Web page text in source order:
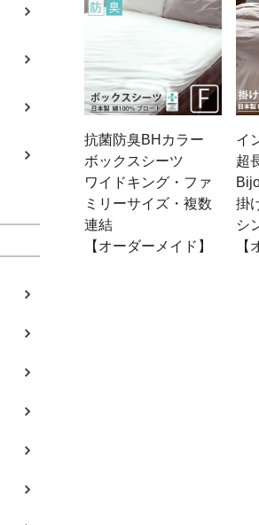
抗菌防臭BHカラー
ボックスシーツ
ワイドキング・ファ
ミリーサイズ・複数
連結
【オーダーメイド】
イ
超
掛
シ
【